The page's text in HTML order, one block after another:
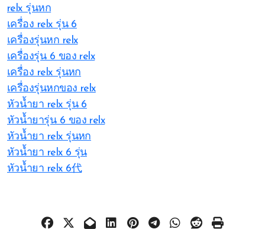
relx รุ่นหก
เครื่อง relx รุ่น 6
เครื่องรุ่นหก relx
เครื่องรุ่น 6 ของ relx
เครื่อง relx รุ่นหก
เครื่องรุ่นหกของ relx
หัวน้ำยา relx รุ่น 6
หัวน้ำยารุ่น 6 ของ relx
หัวน้ำยา relx รุ่นหก
หัวน้ำยา relx 6 รุ่น
หัวน้ำยา relx 6代